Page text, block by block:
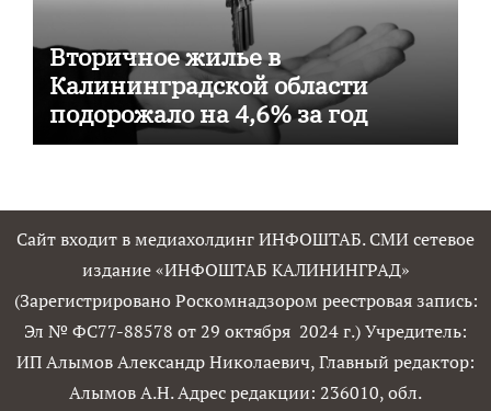
Вторичное жилье в
Калининградской области
подорожало на 4,6% за год
Сайт входит в медиахолдинг ИНФОШТАБ. СМИ сетевое
издание «ИНФОШТАБ КАЛИНИНГРАД»
(Зарегистрировано Роскомнадзором реестровая запись:
Эл № ФС77-88578 от 29 октября 2024 г.) Учредитель:
ИП Алымов Александр Николаевич, Главный редактор:
Алымов А.Н. Адрес редакции: 236010, обл.